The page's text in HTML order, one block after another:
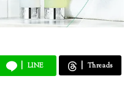
LINE Threads